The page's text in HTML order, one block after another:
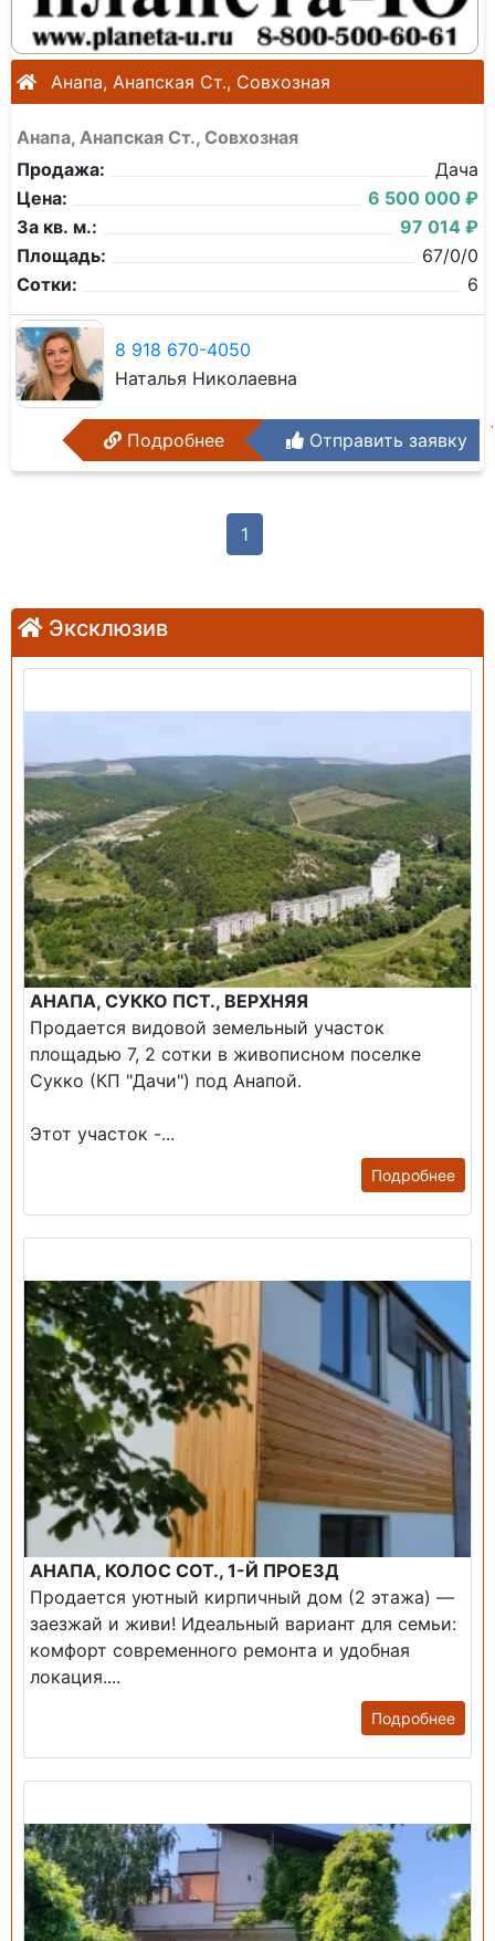
Анапа, Анапская Ст., Совхозная
Анапа, Анапская Ст., Совхозная
Продажа:
Дача
Цена:
6 500 000 ₽
За кв. м.:
97 014 ₽
Площадь:
67/0/0
Сотки:
6
8 918 670-4050
Наталья Николаевна
Подробнее Отправить заявку
1
Эксклюзив
АНАПА, СУККО ПСТ., ВЕРХНЯЯ
Продается видовой земельный участок
площадью 7, 2 сотки в живописном поселке
Сукко (КП "Дачи") под Анапой.
Этот участок -...
Подробнее
АНАПА, КОЛОС СОТ., 1-Й ПРОЕЗД
Продается уютный кирпичный дом (2 этажа) —
заезжай и живи! ​Идеальный вариант для семьи:
комфорт современного ремонта и удобная
локация....
Подробнее